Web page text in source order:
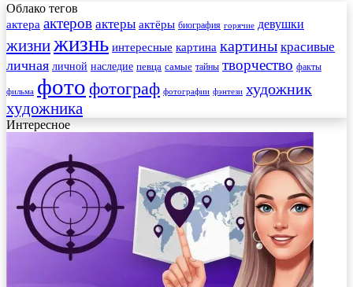
Облако тегов
актера актеров актеры актёры биография горячие девушки
жизнижизнь интересные картина картины красивые
личная личной наследие певца самые тайны творчество факты
фильма фото фотограф фотографии фэнтези художник
художника
Интересное